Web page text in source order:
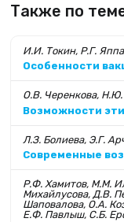
Также по
И.И. Токин, Р.Г.
Особенности
О.В. Черенкова, Н.Ю.
Возможности
Л.З. Болиева, Э.Г.
Современные
Р.Ф. Хамитов, М.М.
Михайлусова, Д.В.
Шаповалова, О.А.
Е.Ф. Павлыш, С.Б.